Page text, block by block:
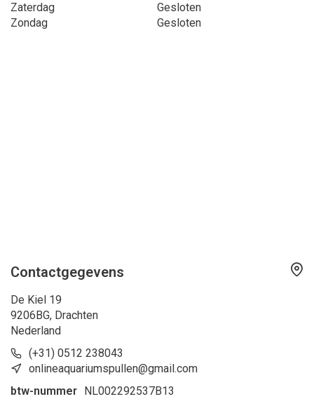
Zaterdag
Gesloten
Zondag
Gesloten
Contactgegevens
De Kiel 19
9206BG, Drachten
Nederland
(+31) 0512 238043
onlineaquariumspullen@gmail.com
btw-nummer NL002292537B13